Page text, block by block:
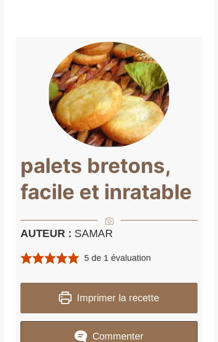
palets bretons,
facile et inratable
AUTEUR : SAMAR
5 de 1 évaluation
Imprimer la recette
Commenter